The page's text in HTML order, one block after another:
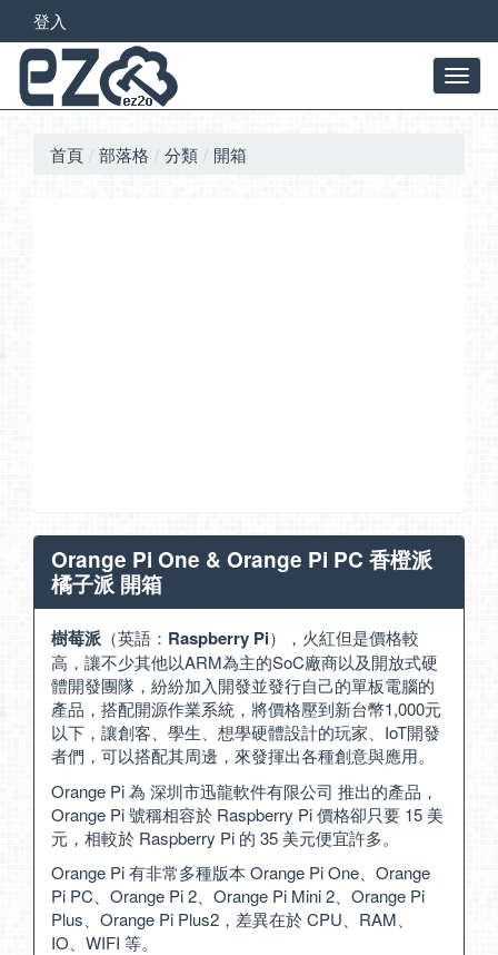
登入
首頁 部落格 分類 開箱
Orange Pi One & Orange Pi PC 香橙派
橘子派 開箱
樹莓派 （英語： Raspberry Pi），火紅但是價格較
高，讓不少其他以ARM為主的SoC廠商以及開放式硬
體開發團隊，紛紛加入開發並發行自己的單板電腦的
產品，搭配開源作業系統，將價格壓到新台幣1,000元
以下，讓創客、學生、想學硬體設計的玩家、IoT開發
者們，可以搭配其周邊，來發揮出各種創意與應用。
Orange Pi 為 深圳市迅龍軟件有限公司 推出的產品，
Orange Pi 號稱相容於 Raspberry Pi 價格卻只要 15 美
元，相較於 Raspberry Pi 的 35 美元便宜許多。
Orange Pi 有非常多種版本 Orange Pi One、Orange
Pi PC、Orange Pi 2、Orange Pi Mini 2、Orange Pi
Plus、Orange Pi Plus2，差異在於 CPU、RAM、
IO、WIFI 等。